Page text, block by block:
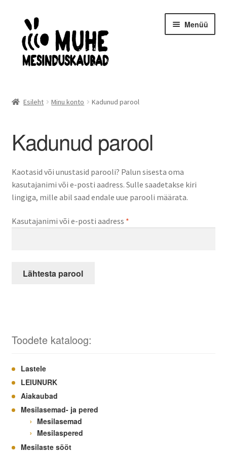
Liigu
navigeerimisele
Liigu
juurde
Menüü
Kaitseriietus
Mesindusinventar
Taruinventar
Meekäitlus
Mesi
Minu konto
Ostukorv
Maksa hiljem
Esileht Minu konto Kadunud parool
Kadunud parool
Kaotasid või unustasid parooli? Palun sisesta oma
kasutajanimi või e-posti aadress. Sulle saadetakse kiri
lingiga, mille abil saad endale uue parooli määrata.
Kasutajanimi või e-posti aadress *Nõutud
Lähtesta parool
Toodete kataloog:
Lastele
LEIUNURK
Aiakaubad
Mesilasemad- ja pered
Mesilasemad
Mesilaspered
Mesilaste sööt